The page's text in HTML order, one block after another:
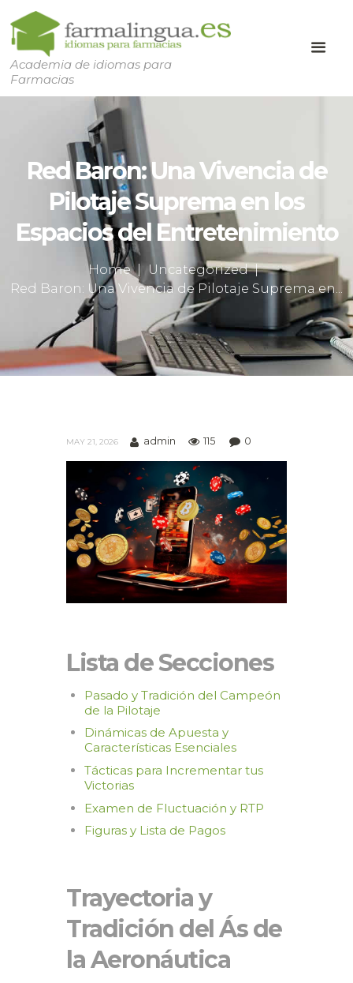
Academia de idiomas para
Farmacias
Red Baron: Una Vivencia de
Pilotaje Suprema en los
Espacios del Entretenimiento
Home
Uncategorized
Red Baron: Una Vivencia de Pilotaje Suprema en...
MAY 21, 2026 admin 115 0
Lista de Secciones
Pasado y Tradición del Campeón
de la Pilotaje
Dinámicas de Apuesta y
Características Esenciales
Tácticas para Incrementar tus
Victorias
Examen de Fluctuación y RTP
Figuras y Lista de Pagos
Trayectoria y
Tradición del Ás de
la Aeronáutica